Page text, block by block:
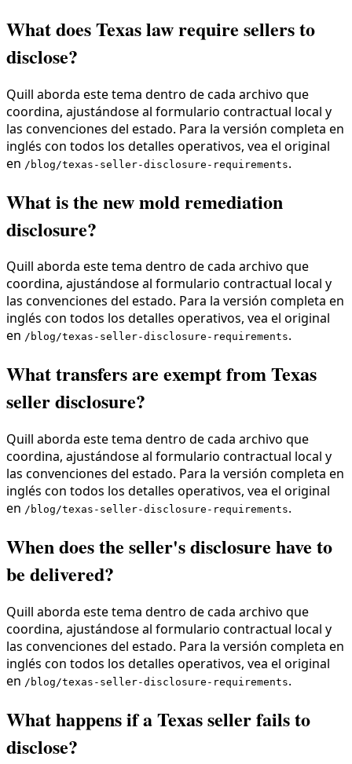
What does Texas law require sellers to
disclose?
Quill aborda este tema dentro de cada archivo que
coordina, ajustándose al formulario contractual local y
las convenciones del estado. Para la versión completa en
inglés con todos los detalles operativos, vea el original
en /blog/texas-seller-disclosure-requirements.
What is the new mold remediation
disclosure?
Quill aborda este tema dentro de cada archivo que
coordina, ajustándose al formulario contractual local y
las convenciones del estado. Para la versión completa en
inglés con todos los detalles operativos, vea el original
en /blog/texas-seller-disclosure-requirements.
What transfers are exempt from Texas
seller disclosure?
Quill aborda este tema dentro de cada archivo que
coordina, ajustándose al formulario contractual local y
las convenciones del estado. Para la versión completa en
inglés con todos los detalles operativos, vea el original
en /blog/texas-seller-disclosure-requirements.
When does the seller's disclosure have to
be delivered?
Quill aborda este tema dentro de cada archivo que
coordina, ajustándose al formulario contractual local y
las convenciones del estado. Para la versión completa en
inglés con todos los detalles operativos, vea el original
en /blog/texas-seller-disclosure-requirements.
What happens if a Texas seller fails to
disclose?